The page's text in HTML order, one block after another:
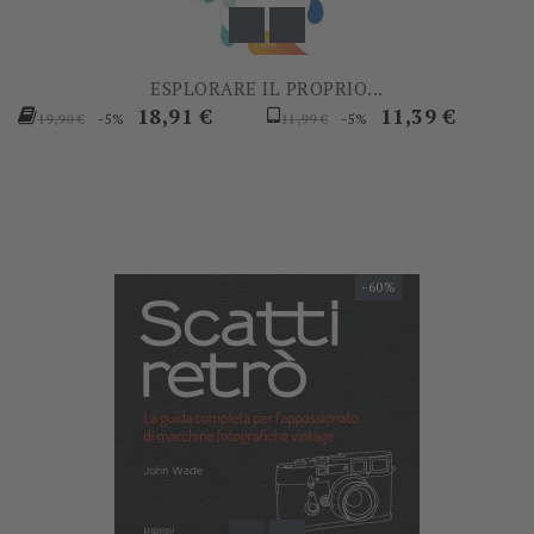
ESPLORARE IL PROPRIO...
Prezzo
19,90 € -5% Prezzo
18,91 €
Prezzo
11,99 € -5% Prezzo
11,39 €
-60%